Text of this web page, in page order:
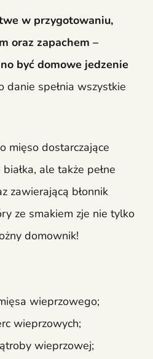
w przygotowaniu,
oraz zapachem –
być domowe jedzenie
danie spełnia wszystkie
mięso dostarczające
ale także pełne
zawierającą błonnik
ze smakiem zje nie tylko
domownik!
wieprzowego;
wieprzowych;
wieprzowej;